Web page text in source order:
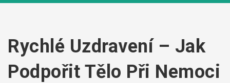
Rychlé Uzdravení – Jak
Podpořit Tělo Při Nemoci